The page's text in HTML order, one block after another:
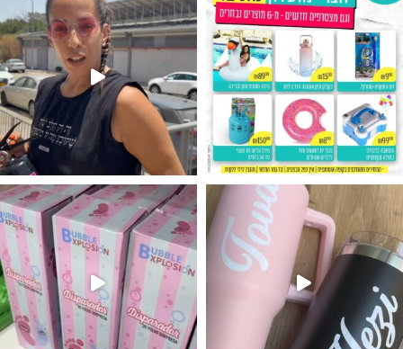
מטף לגילוי מין העובר חזר למלא